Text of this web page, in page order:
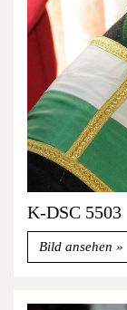
K-DSC 5503
Bild ansehen